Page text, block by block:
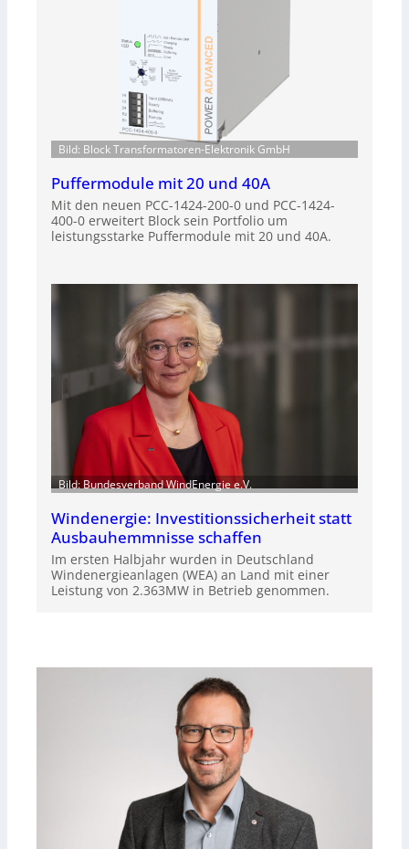
Bild: Block Transformatoren-Elektronik GmbH
Puffermodule mit 20 und 40A
Mit den neuen PCC-1424-200-0 und PCC-1424-
400-0 erweitert Block sein Portfolio um
leistungsstarke Puffermodule mit 20 und 40A.
Bild: Bundesverband WindEnergie e.V.
Windenergie: Investitionssicherheit statt
Ausbauhemmnisse schaffen
Im ersten Halbjahr wurden in Deutschland
Windenergieanlagen (WEA) an Land mit einer
Leistung von 2.363MW in Betrieb genommen.